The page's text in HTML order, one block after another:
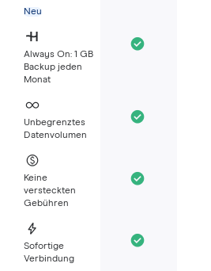
Neu
Always On: 1 GB
Backup jeden
Monat
Unbegrenztes
Datenvolumen
Keine
versteckten
Gebühren
Sofortige
Verbindung